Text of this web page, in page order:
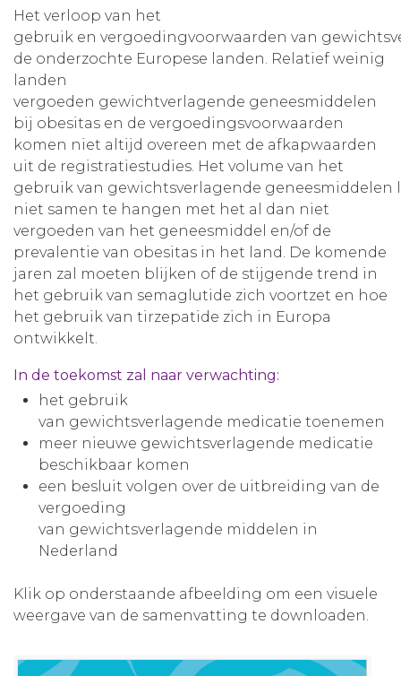
Het verloop van het
gebruik en vergoedingvoorwaarden van
de onderzochte Europese landen. Relatief weinig
landen
vergoeden gewichtverlagende geneesmiddelen
bij obesitas en de vergoedingsvoorwaarden
komen niet altijd overeen met de afkapwaarden
uit de registratiestudies. Het volume van het
gebruik van gewichtsverlagende geneesmiddelen
niet samen te hangen met het al dan niet
vergoeden van het geneesmiddel en/of de
prevalentie van obesitas in het land. De komende
jaren zal moeten blijken of de stijgende trend in
het gebruik van semaglutide zich voortzet en hoe
het gebruik van tirzepatide zich in Europa
ontwikkelt.
In de toekomst zal naar verwachting:
het gebruik
van gewichtsverlagende medicatie toenemen
meer nieuwe gewichtsverlagende medicatie
beschikbaar komen
een besluit volgen over de uitbreiding van de
vergoeding
van gewichtsverlagende middelen in
Nederland
Klik op onderstaande afbeelding om een visuele
weergave van de samenvatting te downloaden.